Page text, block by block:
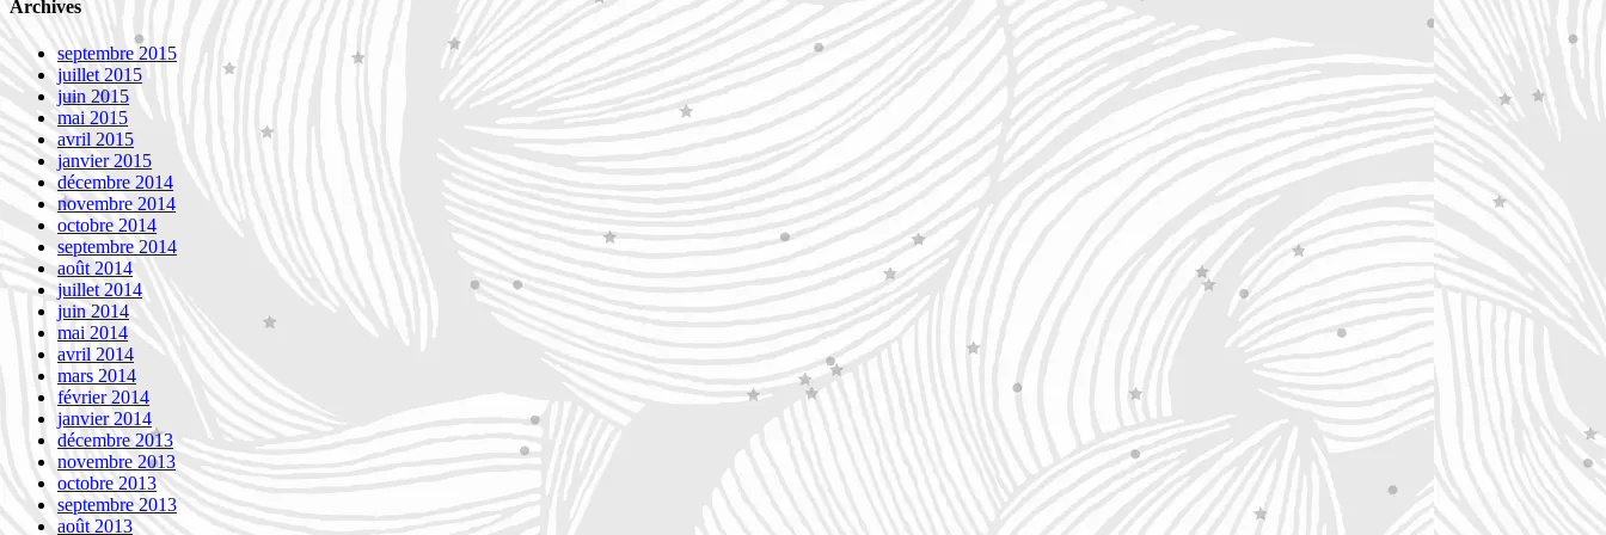
Archives
septembre 2015
juillet 2015
juin 2015
mai 2015
avril 2015
janvier 2015
décembre 2014
novembre 2014
octobre 2014
septembre 2014
août 2014
juillet 2014
juin 2014
mai 2014
avril 2014
mars 2014
février 2014
janvier 2014
décembre 2013
novembre 2013
octobre 2013
septembre 2013
août 2013